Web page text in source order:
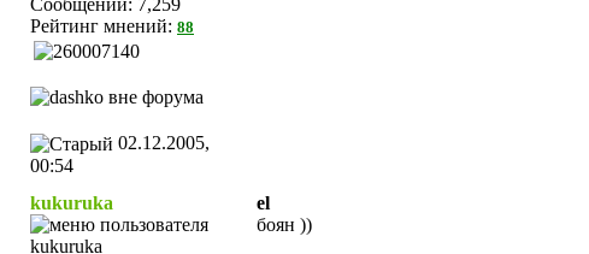
Сообщений: 7,259
Рейтинг мнений: 88
02.12.2005,
00:54
kukuruka
el
боян ))